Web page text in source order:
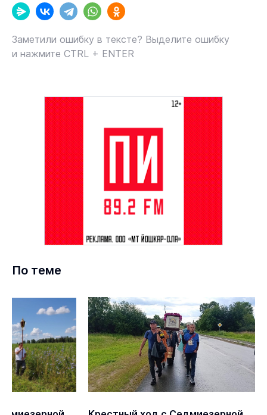
Заметили ошибку в тексте? Выделите ошибку
и нажмите CTRL + ENTER
По теме